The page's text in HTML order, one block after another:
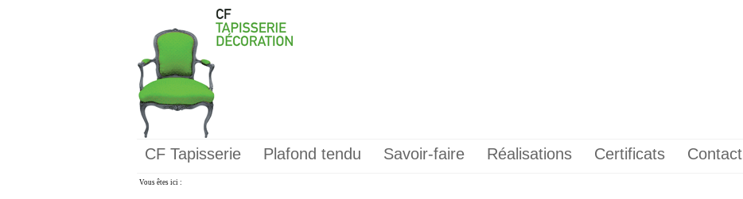
CF Tapisserie Plafond tendu Savoir-faire Réalisations Certificats Contact
Vous êtes ici :